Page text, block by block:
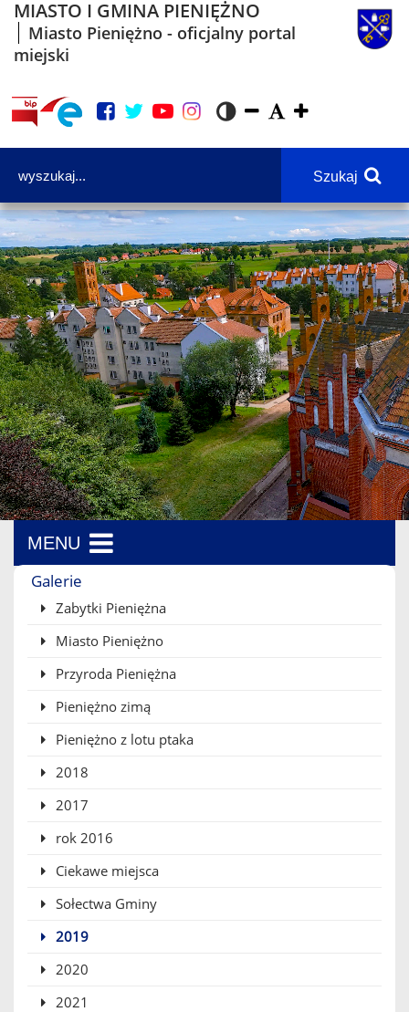
MIASTO I GMINA PIENIĘŻNO
Miasto Pieniężno - oficjalny portal
miejski
Szukaj
MENU
Menu boczne
Galerie
Zabytki Pieniężna
Miasto Pieniężno
Przyroda Pieniężna
Pieniężno zimą
Pieniężno z lotu ptaka
2018
2017
rok 2016
Ciekawe miejsca
Sołectwa Gminy
2019
2020
2021